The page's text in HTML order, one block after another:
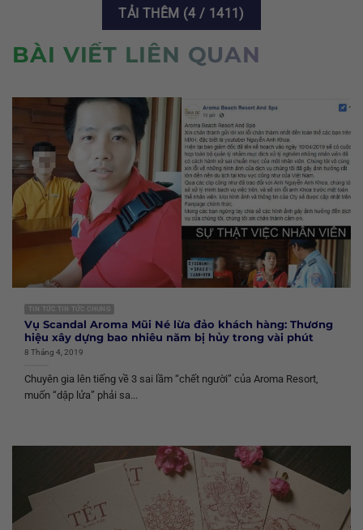
TẢI THÊM (4/ 1411)
BÀI VIẾT LIÊN QUAN
TIN TỨC TIN TỨC CHUNG
Vụ Scandal Aroma Mũi Né lừa đảo khách hàng: Thương
hiệu xây dựng bao nhiêu năm bị hủy trong vài phút
8 Tháng 4, 2019
Chuyên gia lên tiếng về 3 sai lầm “chết người” của Aroma Resort,
muốn “dập lửa” phải sa...